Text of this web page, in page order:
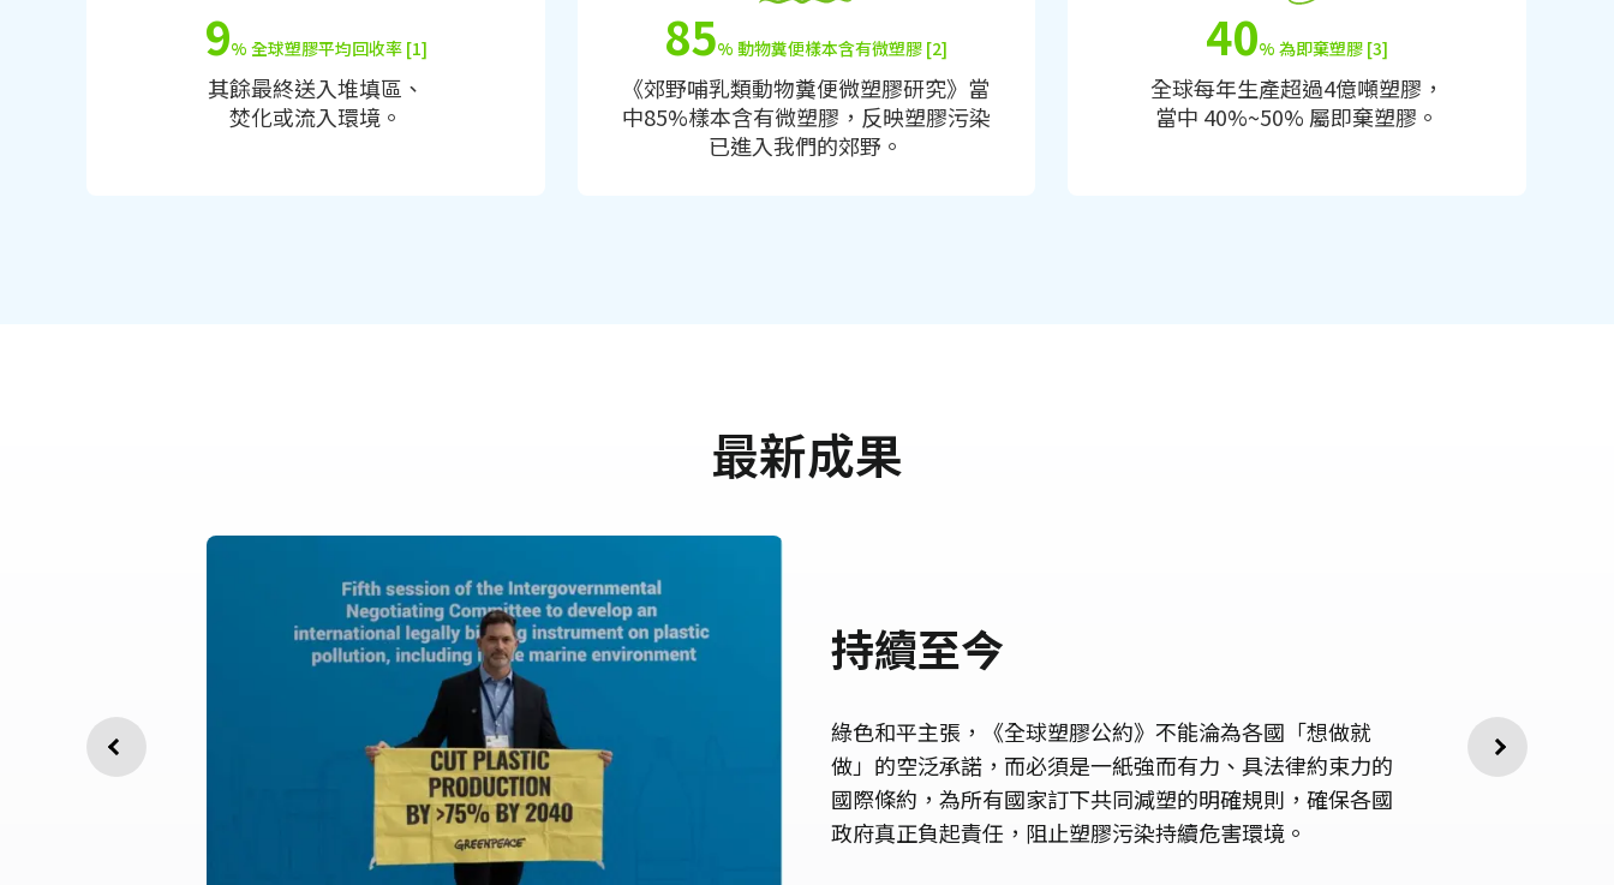
9% 全球塑膠平均回收率 [1]
其餘最終送入堆填區、
焚化或流入環境。
85% 動物糞便樣本含有微塑膠 [2]
《郊野哺乳類動物糞便微塑膠研究》當
中85%樣本含有微塑膠，反映塑膠污染
已進入我們的郊野。
40% 為即棄塑膠 [3]
全球每年生產超過4億噸塑膠，
當中 40%~50% 屬即棄塑膠。
最新成果
持續至今
綠色和平主張，《全球塑膠公約》不能淪為各國「想做就
做」的空泛承諾，而必須是一紙強而有力、具法律約束力的
國際條約，為所有國家訂下共同減塑的明確規則，確保各國
政府真正負起責任，阻止塑膠污染持續危害環境。